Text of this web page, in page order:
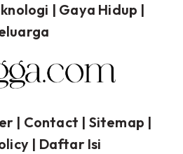
| Gaya Hidup |
| Contact | Sitemap |
| Daftar Isi